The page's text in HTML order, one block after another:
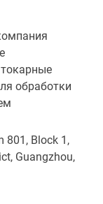
обработки
801, Block 1,
Guangzhou,